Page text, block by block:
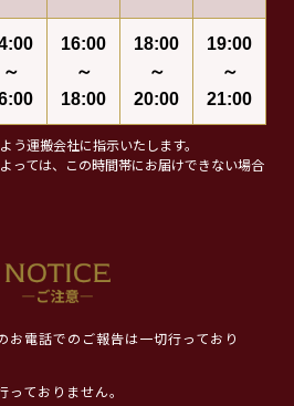
～
16:00
～
18:00
18:00
～
20:00
19:00
～
21:00
う運搬会社に指示いたします。
っては、この時間帯にお届けできない場合
お電話でのご報告は一切行っており
っておりません。